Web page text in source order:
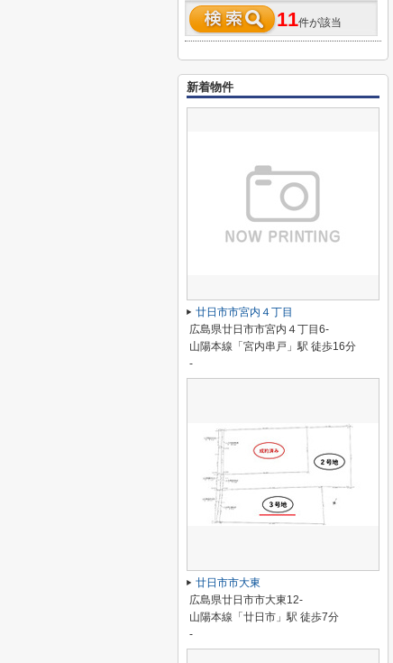
11件が該当
新着物件
廿日市市宮内４丁目
広島県廿日市市宮内４丁目6-
山陽本線「宮内串戸」駅 徒歩16分
-
廿日市市大東
広島県廿日市市大東12-
山陽本線「廿日市」駅 徒歩7分
-